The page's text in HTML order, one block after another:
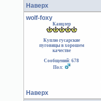
Наверх
wolf-foxy
Канцлер
Куплю гусарские
пуговицы в хорошем
качестве
Сообщений: 678
Пол:
Наверх